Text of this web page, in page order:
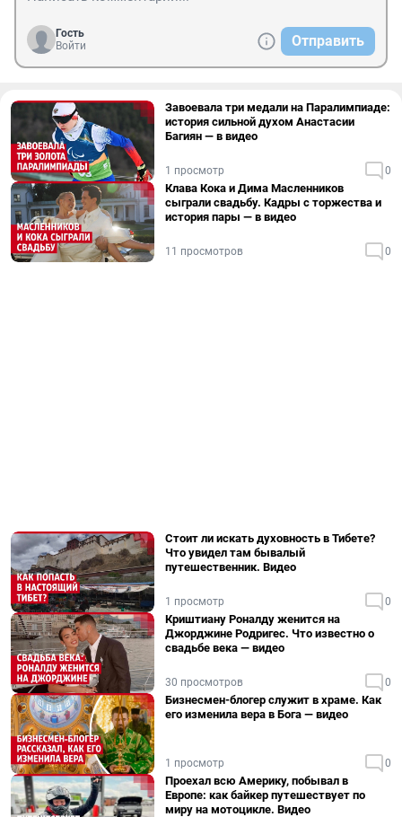
Гость
Войти
Отправить
Завоевала три медали на Паралимпиаде:
история сильной духом Анастасии
Багиян — в видео
1 просмотр 0
Клава Кока и Дима Масленников
сыграли свадьбу. Кадры с торжества и
история пары — в видео
11 просмотров 0
Стоит ли искать духовность в Тибете?
Что увидел там бывалый
путешественник. Видео
1 просмотр 0
Криштиану Роналду женится на
Джорджине Родригес. Что известно о
свадьбе века — видео
30 просмотров 0
Бизнесмен-блогер служит в храме. Как
его изменила вера в Бога — видео
1 просмотр 0
Проехал всю Америку, побывал в
Европе: как байкер путешествует по
миру на мотоцикле. Видео